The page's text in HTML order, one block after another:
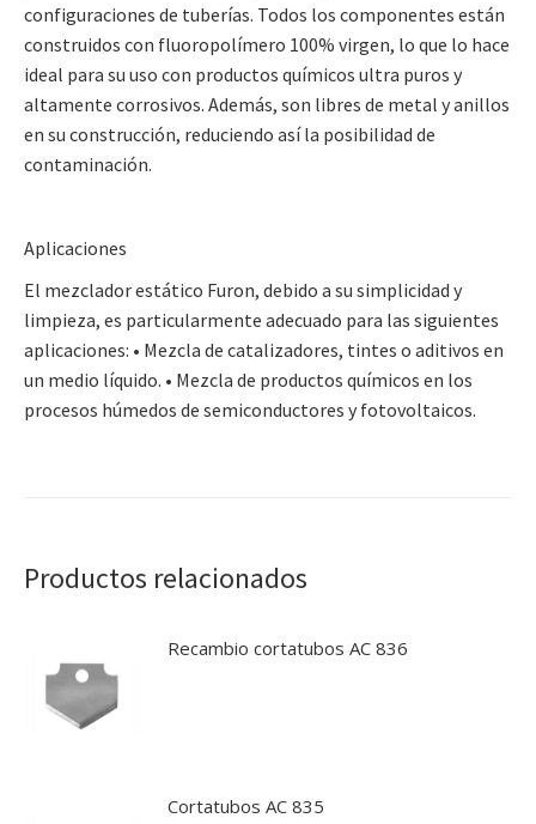
configuraciones de tuberías. Todos los componentes están
construidos con fluoropolímero 100% virgen, lo que lo hace
ideal para su uso con productos químicos ultra puros y
altamente corrosivos. Además, son libres de metal y anillos
en su construcción, reduciendo así la posibilidad de
contaminación.
Aplicaciones
El mezclador estático Furon, debido a su simplicidad y
limpieza, es particularmente adecuado para las siguientes
aplicaciones: • Mezcla de catalizadores, tintes o aditivos en
un medio líquido. • Mezcla de productos químicos en los
procesos húmedos de semiconductores y fotovoltaicos.
Productos relacionados
Recambio cortatubos AC 836
Cortatubos AC 835